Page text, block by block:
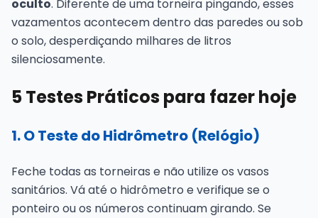
oculto. Diferente de uma torneira pingando, esses
vazamentos acontecem dentro das paredes ou sob
o solo, desperdiçando milhares de litros
silenciosamente.
5 Testes Práticos para fazer hoje
1. O Teste do Hidrômetro (Relógio)
Feche todas as torneiras e não utilize os vasos
sanitários. Vá até o hidrômetro e verifique se o
ponteiro ou os números continuam girando. Se